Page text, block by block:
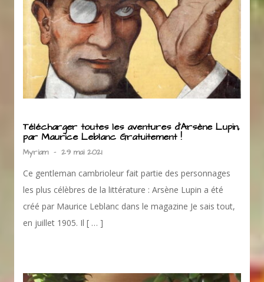
Télécharger toutes les aventures d’Arsène Lupin,
par Maurice Leblanc Gratuitement !
Myriam - 29 mai 2021
Ce gentleman cambrioleur fait partie des personnages
les plus célèbres de la littérature : Arsène Lupin a été
créé par Maurice Leblanc dans le magazine Je sais tout,
en juillet 1905. Il [ … ]